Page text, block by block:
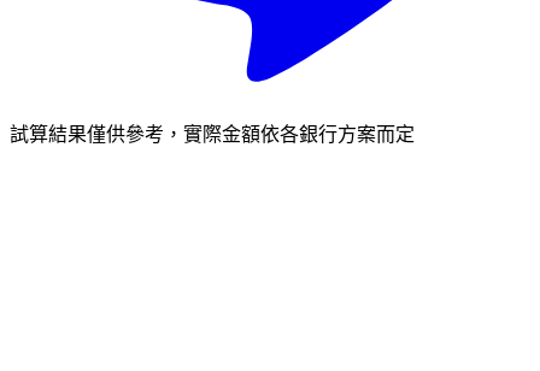
試算結果僅供參考，實際金額依各銀行方案而定